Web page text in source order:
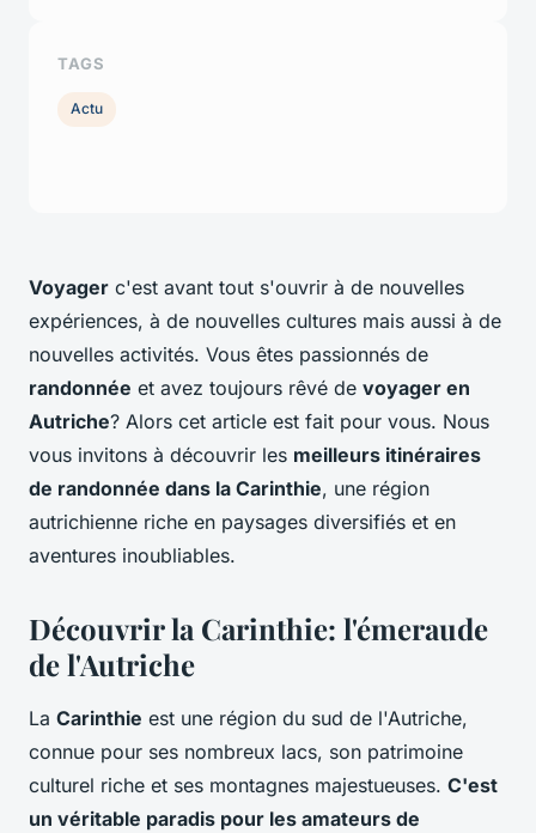
Voyager c'est avant tout s'ouvrir à de nouvelles
expériences, à de nouvelles cultures mais aussi à de
nouvelles activités. Vous êtes passionnés de
randonnée et avez toujours rêvé de voyager en
Autriche? Alors cet article est fait pour vous. Nous
vous invitons à découvrir les meilleurs itinéraires
de randonnée dans la Carinthie, une région
autrichienne riche en paysages diversifiés et en
aventures inoubliables.
Découvrir la Carinthie: l'émeraude
de l'Autriche
La Carinthie est une région du sud de l'Autriche,
connue pour ses nombreux lacs, son patrimoine
culturel riche et ses montagnes majestueuses. C'est
un véritable paradis pour les amateurs de
TAGS
Actu